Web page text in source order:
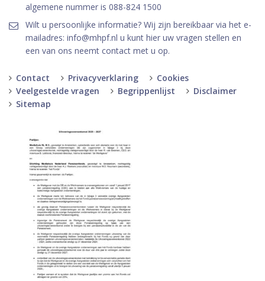
algemene nummer is 088-824 1500
Wilt u persoonlijke informatie? Wij zijn bereikbaar via het e-
mailadres: info@mhpf.nl u kunt hier uw vragen stellen en
een van ons neemt contact met u op.
Contact Privacyverklaring
Cookies
Veelgestelde vragen
Begrippenlijst
Disclaimer
Sitemap